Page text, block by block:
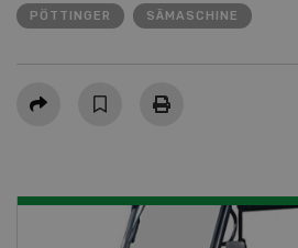
PÖTTINGER SÄMASCHINE
Teilen